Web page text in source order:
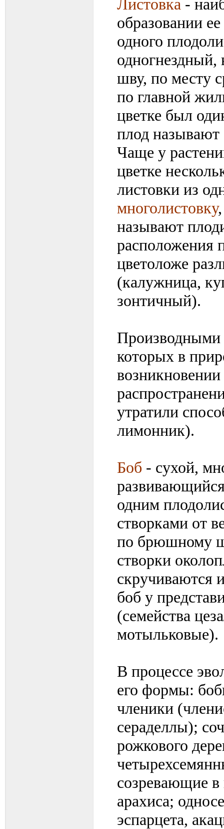
Листовка -
образовании
одного
шву, по месту
по главной
цветке был
плод называют
Чаще у
цветке
листовки из
многолистовку
называют
расположения
цветоложе
(калужница,
зонтичный).
Производными
которых в
утратили
лимонник).
Боб - сухой,
одним
створками от
по брюшному
створки
скручиваются
боб у
(семейства
мотыльковые).
В процессе
его формы:
членики
сераделлы);
рожкового
созревающие в
арахиса;
эспарцета,